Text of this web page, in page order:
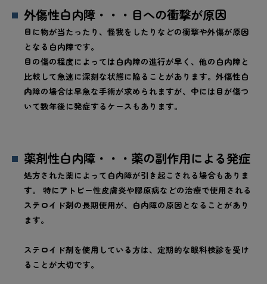
外傷性白内障・・・目への衝撃が原因
目に物が当たったり、怪我をしたりなどの衝撃や外傷が原因
となる白内障です。
目の傷の程度によっては白内障の進行が早く、他の白内障と
比較して急速に深刻な状態に陥ることがあります。外傷性白
内障の場合は早急な手術が求められますが、中には目が傷つ
いて数年後に発症するケースもあります。
薬剤性白内障・・・薬の副作用による発症
処方された薬によって白内障が引き起こされる場合もありま
す。 特にアトピー性皮膚炎や膠原病などの治療で使用される
ステロイド剤の長期使用が、白内障の原因となることがあり
ます。
ステロイド剤を使用している方は、定期的な眼科検診を受け
ることが大切です。